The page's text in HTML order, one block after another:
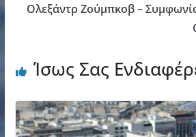
Ολεξάντρ Ζούμπκοβ –
Ίσως Σας